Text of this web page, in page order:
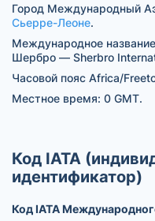
Город Международный
Сьерре-Леоне.
Международное
Шербро — Sherbro
Часовой пояс Africa/
Местное время: 0 GMT.
Код IATA
идентификатор)
Код IATA